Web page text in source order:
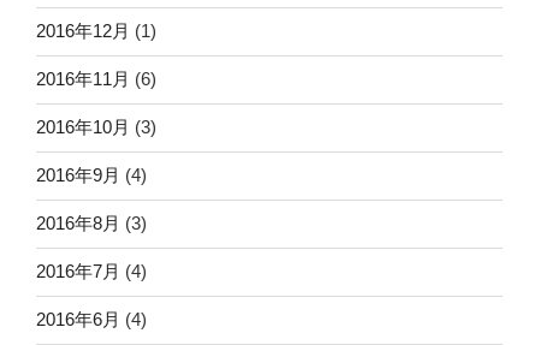
2016年12月 (1)
2016年11月 (6)
2016年10月 (3)
2016年9月 (4)
2016年8月 (3)
2016年7月 (4)
2016年6月 (4)